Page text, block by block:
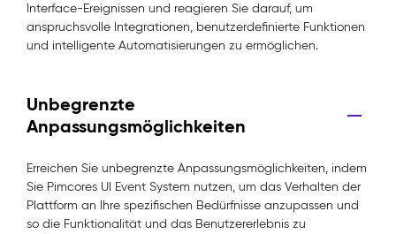
Interface-Ereignissen und reagieren Sie darauf, um
anspruchsvolle Integrationen, benutzerdefinierte Funktionen
und intelligente Automatisierungen zu ermöglichen.
Unbegrenzte
Anpassungsmöglichkeiten
Erreichen Sie unbegrenzte Anpassungsmöglichkeiten, indem
Sie Pimcores UI Event System nutzen, um das Verhalten der
Plattform an Ihre spezifischen Bedürfnisse anzupassen und
so die Funktionalität und das Benutzererlebnis zu